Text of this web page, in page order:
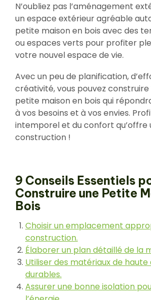
N’oubliez pas l’aménagement
un espace extérieur agréable
petite maison en bois avec des
ou espaces verts pour profiter
votre nouvel espace de vie.
Avec un peu de planification,
créativité, vous pouvez
petite maison en bois qui
à vos besoins et à vos envies.
intemporel et du confort qu’offre
construction !
9 Conseils Essentiels
Construire une Petite
Bois
Choisir un emplacement
construction.
Élaborer un plan détaillé de la
Utiliser des matériaux de
durables.
Assurer une bonne isolation